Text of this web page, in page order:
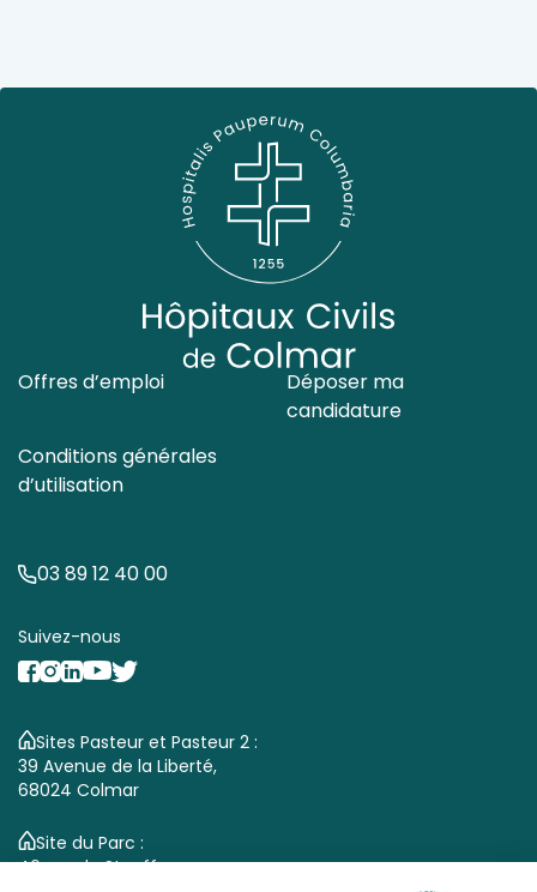
Offres d’emploi
Déposer ma
candidature
Conditions générales
d’utilisation
03 89 12 40 00
Suivez-nous
Sites Pasteur et Pasteur 2 :
39 Avenue de la Liberté,
68024 Colmar
Site du Parc :
46 rue du Stauffen,